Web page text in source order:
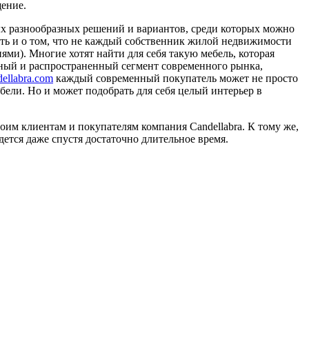
решений и вариантов, среди которых можно
и о том, что не каждый собственник жилой недвижимости
Многие хотят найти для себя такую мебель, которая
и распространенный сегмент современного рынка,
каждый современный покупатель может не просто
Но и может подобрать для себя целый интерьер в
клиентам и покупателям компания Candellabra. К тому же,
даже спустя достаточно длительное время.